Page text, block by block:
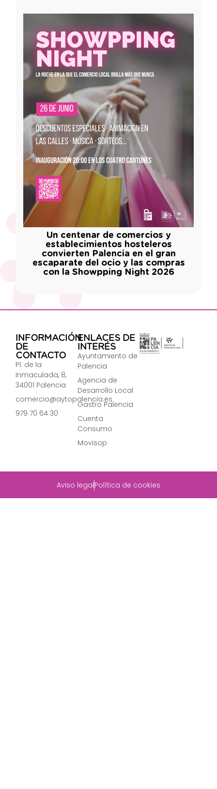
Un centenar de comercios y
establecimientos hosteleros
convierten Palencia en el gran
escaparate del ocio y las compras
con la Showpping Night 2026
ENLACES DE
INTERÉS
Ayuntamiento de
Palencia
Agencia de
Desarrollo Local
Gastro Palencia
Cuenta
Consumo
Movisop
INFORMACIÓN
DE
CONTACTO
Pl. de la
Inmaculada, 8,
34001 Palencia
comercio@aytopalencia.es
979 70 64 30
Aviso legalPolítica de cookies